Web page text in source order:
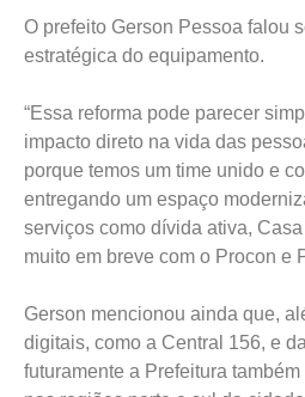
O prefeito Gerson Pessoa falou
estratégica do equipamento.
“Essa reforma pode parecer
impacto direto na vida das
porque temos um time unido e
entregando um espaço
serviços como dívida ativa,
muito em breve com o Procon e
Gerson mencionou ainda que,
digitais, como a Central 156, e
futuramente a Prefeitura